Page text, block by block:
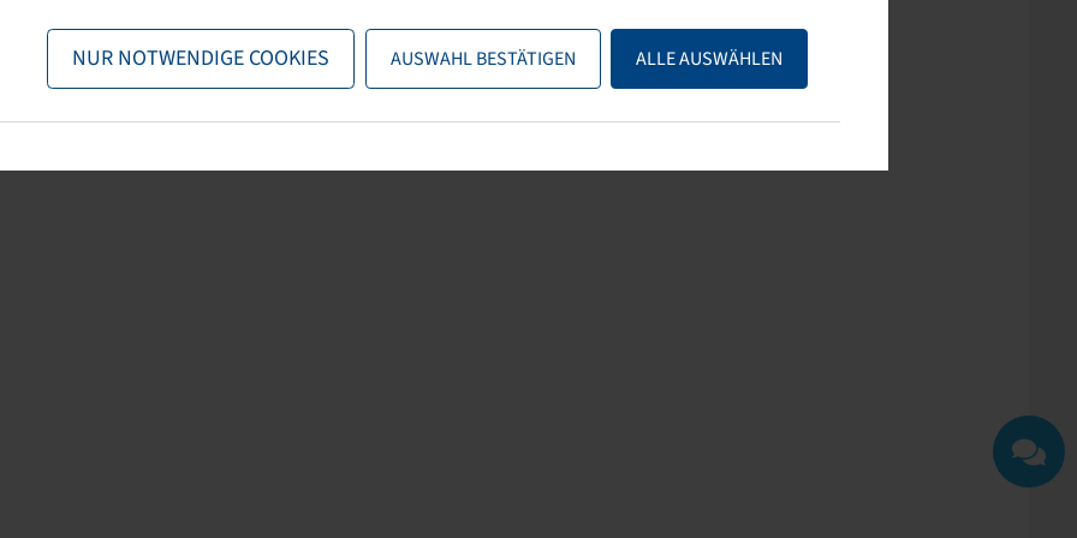
NUR NOTWENDIGE COOKIES AUSWAHL BESTÄTIGEN ALLE AUSWÄHLEN
nun entweder
, die Suchfunktionen des Shops nutzen oder uns
direkt kontaktieren.